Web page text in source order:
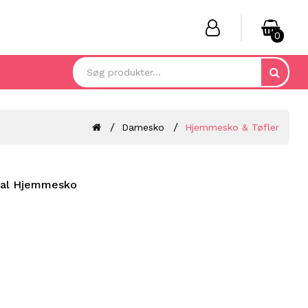
0
Damesko Hjemmesko & Tøfler
Hjemmesko